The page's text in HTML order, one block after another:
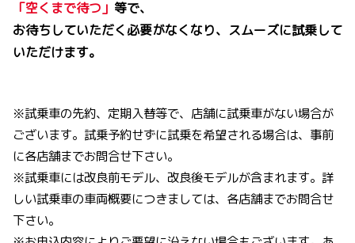
「空くまで待つ」 等で、
お待ちしていただく必要がなくなり、スムーズに試乗して
いただけます。
※試乗車の先約、定期入替等で、店舗に試乗車がない場合が
ございます。試乗予約せずに試乗を希望される場合は、事前
に各店舗までお問合せ下さい。
※試乗車には改良前モデル、改良後モデルが含まれます。詳
しい試乗車の車両概要につきましては、各店舗までお問合せ
下さい。